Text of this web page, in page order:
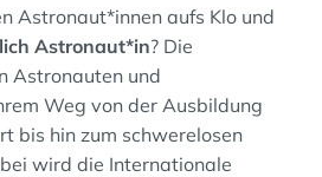
Astronaut*innen aufs Klo und
Astronaut*in? Die
Astronauten und
Weg von der Ausbildung
bis hin zum schwerelosen
wird die Internationale